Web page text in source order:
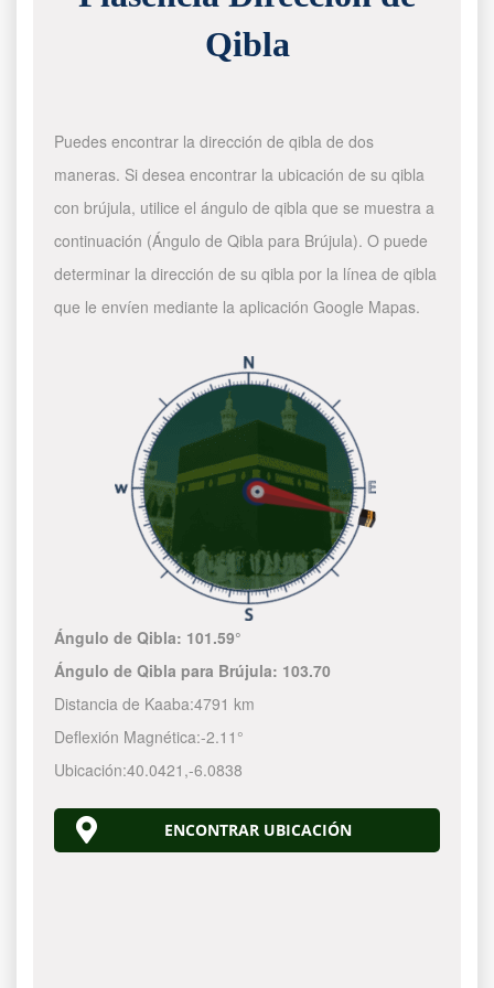
Qibla
Puedes encontrar la dirección de qibla de dos
maneras. Si desea encontrar la ubicación de su qibla
con brújula, utilice el ángulo de qibla que se muestra a
continuación (Ángulo de Qibla para Brújula). O puede
determinar la dirección de su qibla por la línea de qibla
que le envíen mediante la aplicación Google Mapas.
Ángulo de Qibla: 101.59°
Ángulo de Qibla para Brújula: 103.70
Distancia de Kaaba:4791 km
Deflexión Magnética:-2.11°
Ubicación:40.0421 ,-6.0838
ENCONTRAR UBICACIÓN